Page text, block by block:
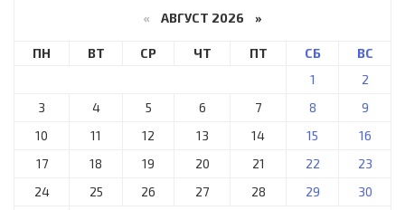
« АВГУСТ 2026 »
ПН ВТ СР ЧТ ПТ СБ
ВС
1
2
3
4 5 6 7 8
9
10
11 12 13 14 15
16
17
18 19 20 21 22
23
24
25 26 27 28 29
30